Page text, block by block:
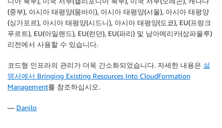
(중부), 아시아 태평양(뭄바이), 아시아 태평양(서울), 아시아 태평양
(싱가포르), 아시아 태평양(시드니), 아시아 태평양(도쿄), EU(프랑크
푸르트), EU(아일랜드), EU(런던), EU(파리) 및 남아메리카(상파울루)
리전에서 사용할 수 있습니다.
코드형 인프라의 관리가 더욱 간소화되었습니다. 자세한 내용은 설
명서에서 Bringing Existing Resources Into CloudFormation
Management를 참조하십시오.
— Danilo